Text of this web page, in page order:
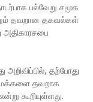
பல்வேறு சமூக
தவறான தகவல்கள்
அதிகாரசபை
அறிவிப்பில், தற்போது
மக்களை தவறாக
கூறியுள்ளது.